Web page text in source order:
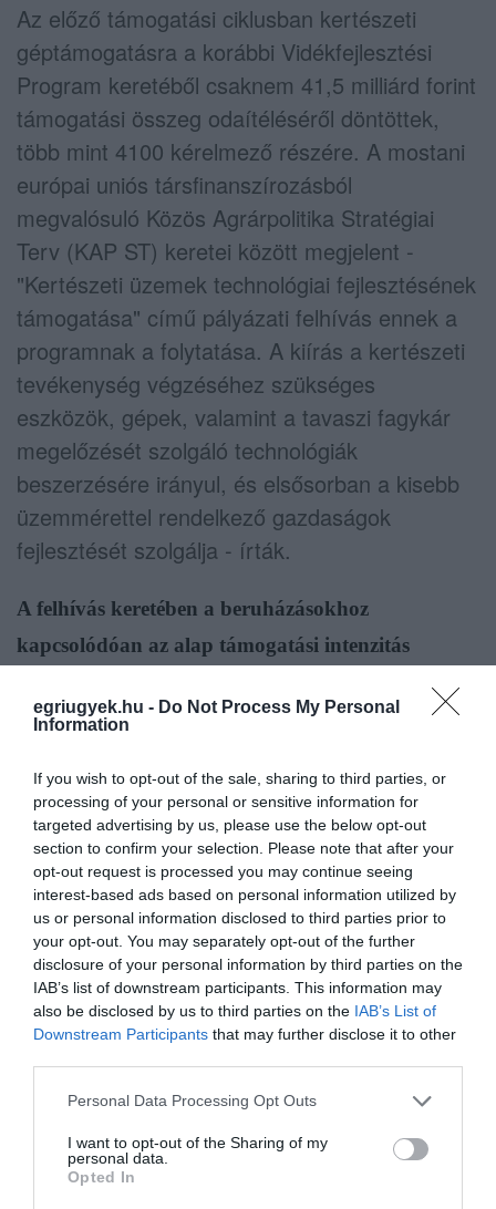
egriugyek.hu - Do Not Process My Personal
Information
If you wish to opt-out of the sale, sharing to third parties, or
processing of your personal or sensitive information for
targeted advertising by us, please use the below opt-out
section to confirm your selection. Please note that after your
opt-out request is processed you may continue seeing
interest-based ads based on personal information utilized by
us or personal information disclosed to third parties prior to
your opt-out. You may separately opt-out of the further
disclosure of your personal information by third parties on the
IAB’s list of downstream participants. This information may
also be disclosed by us to third parties on the IAB’s List of
Downstream Participants that may further disclose it to other
Please note that this website/app uses one or more Google
not limited to your visit or usage behaviour. You may click to
grant or deny consent to Google and its third-party tags to
use your data for below specified purposes in below Google
Personal Data Processing Opt Outs
I want to opt-out of the Sharing of my
personal data.
Opted In
Az előző támogatási ciklusban kertészeti
géptámogatásra a korábbi Vidékfejlesztési
Program keretéből csaknem 41,5 milliárd forint
támogatási összeg odaítéléséről döntöttek,
több mint 4100 kérelmező részére. A mostani
európai uniós társfinanszírozásból
megvalósuló Közös Agrárpolitika Stratégiai
Terv (KAP ST) keretei között megjelent -
"Kertészeti üzemek technológiai fejlesztésének
támogatása" című pályázati felhívás ennek a
programnak a folytatása. A kiírás a kertészeti
tevékenység végzéséhez szükséges
eszközök, gépek, valamint a tavaszi fagykár
megelőzését szolgáló technológiák
beszerzésére irányul, és elsősorban a kisebb
üzemmérettel rendelkező gazdaságok
fejlesztését szolgálja - írták.
A felhívás keretében a beruházásokhoz
kapcsolódóan az alap támogatási intenzitás
mezőgazdasági termelők, ökológiai gazdálkodást
kollektív beruházás esetén tovább növelhető azzal,
hogy a támogatás maximális mértéke nem
haladhatja meg a 65 százalékot, és egy kérelemben
legfeljebb 35 millió forint vissza nem térítendő
támogatás igényelhető.
A felhívásban meghatározott tartalmi
értékelési rendszer alapján elsősorban azok a
projektek számíthatnak a fejlesztési forrás
elnyerésére, melyeknél igazolt azok
megalapozottak, és amelyek esetében a
beruházó tartós üzleti kapcsolatokat tart fenn